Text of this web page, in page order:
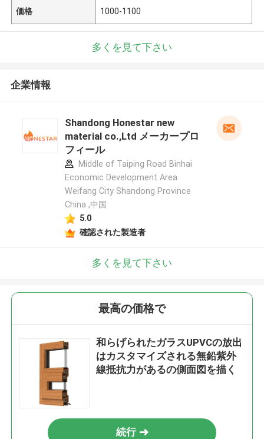
価格 1000-1100
多くを見て下さい
企業情報
Shandong Honestar new
material co.,Ltd メーカープロ
フィール
Middle of Taiping Road Binhai
Economic Development Area
Weifang City Shandong Province
China ,中国
5.0
確認された製造者
多くを見て下さい
最高の価格で
和らげられたガラスUPVCの放出
はカスタマイズされる無鉛紫外
線抵抗力があるの側面図を描く
続行